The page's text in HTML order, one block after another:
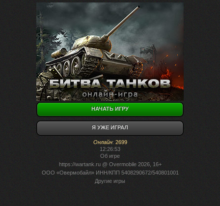
НАЧАТЬ ИГРУ
Я УЖЕ ИГРАЛ
Онлайн: 2699
12:26:53
Об игре
https://wartank.ru@ Overmobile 2026, 16+
ООО «Овермобайл» ИНН/КПП 5408290672/540801001
Другие игры